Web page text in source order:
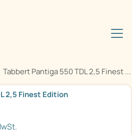
Tabbert Pantiga 550 TDL 2,5 Finest ...
2,5 Finest Edition